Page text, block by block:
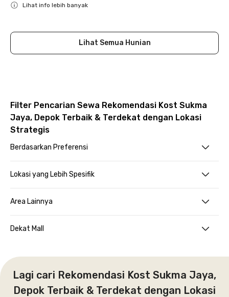
Lihat info lebih banyak
Lihat Semua Hunian
Filter Pencarian Sewa Rekomendasi Kost Sukma
Jaya, Depok Terbaik & Terdekat dengan Lokasi
Strategis
Berdasarkan Preferensi
Lokasi yang Lebih Spesifik
Area Lainnya
Dekat Mall
Lagi cari Rekomendasi Kost Sukma Jaya,
Depok Terbaik & Terdekat dengan Lokasi